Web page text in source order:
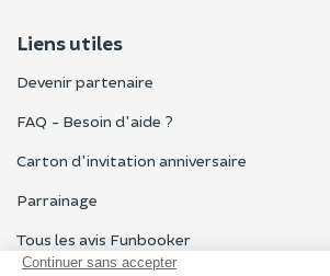
Liens utiles
Devenir partenaire
FAQ - Besoin d'aide ?
Carton d'invitation anniversaire
Parrainage
Tous les avis Funbooker